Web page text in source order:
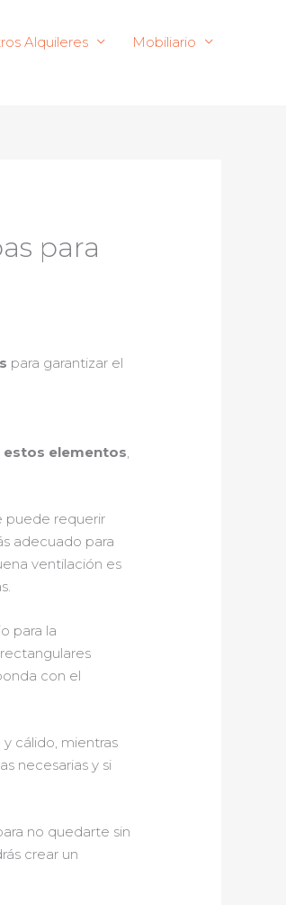
Alquileres
Mobiliario
para
para garantizar el
estos elementos,
puede requerir
adecuado para
ventilación es
para la
con el
cálido, mientras
necesarias y si
no quedarte sin
crear un